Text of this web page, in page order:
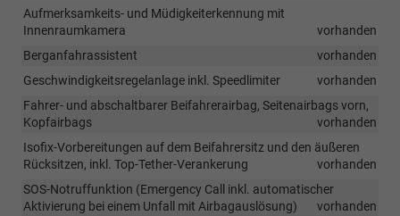
Aufmerksamkeits- und Müdigkeiterkennung mit
Innenraumkamera
vorhanden
Berganfahrassistent
vorhanden
Geschwindigkeitsregelanlage inkl. Speedlimiter
vorhanden
Fahrer- und abschaltbarer Beifahrerairbag, Seitenairbags vorn,
Kopfairbags
vorhanden
Isofix-Vorbereitungen auf dem Beifahrersitz und den äußeren
Rücksitzen, inkl. Top-Tether-Verankerung
vorhanden
SOS-Notruffunktion (Emergency Call inkl. automatischer
Aktivierung bei einem Unfall mit Airbagauslösung)
vorhanden